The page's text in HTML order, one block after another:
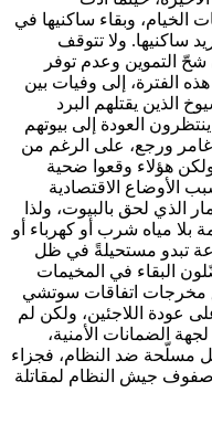
الخيام، وبقاء ساكنيها في
ساكنيها. ولا تتوقف
التموين وعدم توفر
الفترة، إلى وفيات بين
الذين يقتلهم البرد
العودة إلى بيوتهم
غامر ورجع، على الرغم من
هؤلاء وقعوا ضحية
الأوضاع الاقتصادية
الذي لحق بالبيوت، ولذا
مياه شرب أو كهرباء أو
تبدو مستحيلةً في ظل
البقاء في المخيمات
مخرجات اتفاقات سوتشي
عودة اللاجئين، ولكن لم
الضمانات الأمنية،
مسلّحة ضد النظام، فجزاء
صفوف جيش النظام لمقاتلة